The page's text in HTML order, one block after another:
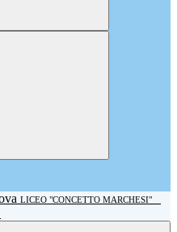
LICEO "CONCETTO MARCHESI"